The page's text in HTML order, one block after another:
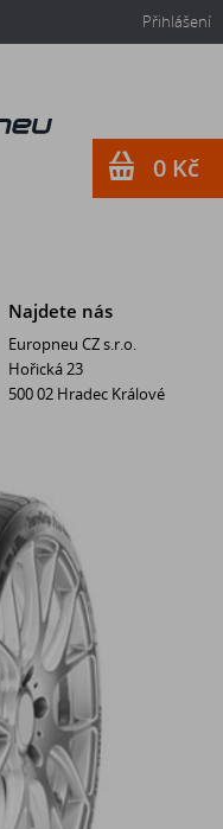
Přihlášení
Najdete nás
Europneu CZ s.r.o.
Hořická 23
500 02 Hradec Králové
0 Kč